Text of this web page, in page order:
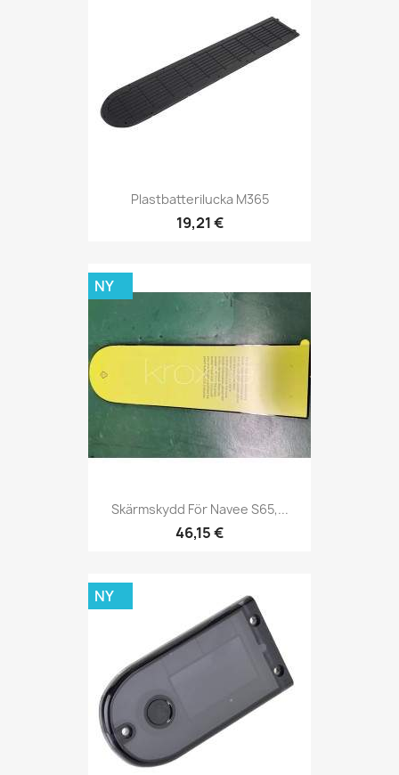
Plastbatterilucka M365
19,21 €
Skärmskydd För Navee S65,...
46,15 €
NY
NY